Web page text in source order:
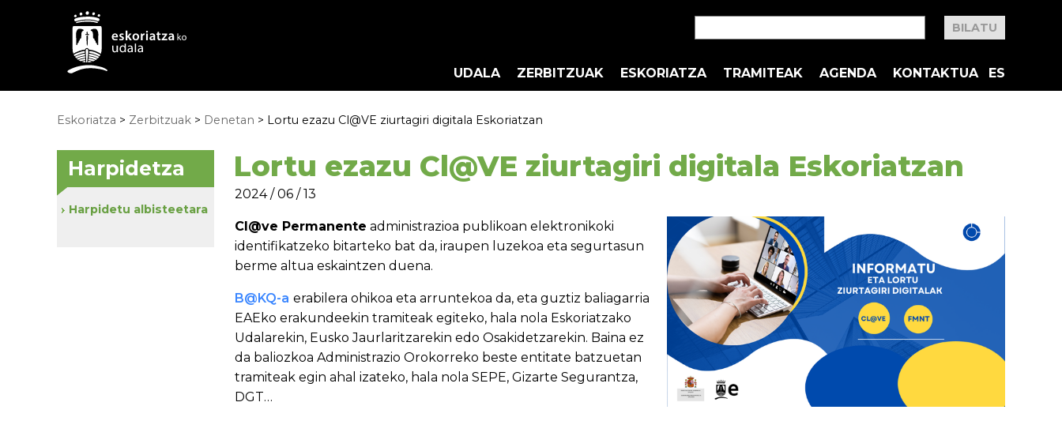
UDALA ZERBITZUAK ESKORIATZA TRAMITEAK AGENDA KONTAKTUA ES
Eskoriatza > Zerbitzuak > Denetan > Lortu ezazu Cl@VE ziurtagiri digitala Eskoriatzan
Lortu ezazu Cl@VE ziurtagiri digitala Eskoriatzan
2024 / 06 / 13
Cl@ve Permanente administrazioa publikoan elektronikoki
identifikatzeko bitarteko bat da, iraupen luzekoa eta segurtasun
berme altua eskaintzen duena.
B@KQ-a erabilera ohikoa eta arruntekoa da, eta guztiz baliagarria
EAEko erakundeekin tramiteak egiteko, hala nola Eskoriatzako
Udalarekin, Eusko Jaurlaritzarekin edo Osakidetzarekin. Baina ez
da baliozkoa Administrazio Orokorreko beste entitate batzuetan
tramiteak egin ahal izateko, hala nola SEPE, Gizarte Segurantza,
DGT…
Harpidetza
Harpidetu albisteetara